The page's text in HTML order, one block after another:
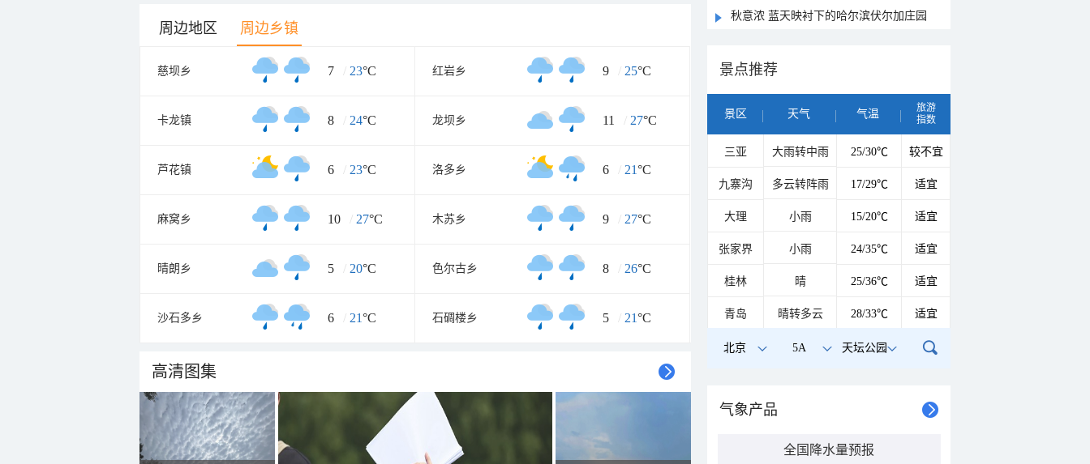
周边地区 周边乡镇
慈坝乡 7 / 23°C 红岩乡 9 / 25°C
卡龙镇 8 / 24°C 龙坝乡 11 / 27°C
芦花镇 6 / 23°C 洛多乡 6 / 21°C
麻窝乡 10 / 27°C 木苏乡 9 / 27°C
晴朗乡 5 / 20°C 色尔古乡 8 / 26°C
沙石多乡 6 / 21°C 石碉楼乡 5 / 21°C
高清图集
秋意浓 蓝天映衬下的哈尔滨伏尔加庄园
景点推荐
景区 天气 气温
旅游
指数
三亚 大雨转中雨 25/30℃ 较不宜
九寨沟 多云转阵雨 17/29℃ 适宜
大理 小雨 15/20℃ 适宜
张家界 小雨 24/35℃ 适宜
桂林 晴 25/36℃ 适宜
青岛 晴转多云 28/33℃ 适宜
北京 5A 天坛公园
气象产品
全国降水量预报